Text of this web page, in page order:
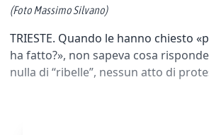
(Foto Massimo Silvano)
TRIESTE. Quando le hanno chiesto
ha fatto?», non sapeva cosa
nulla di “ribelle”, nessun atto di